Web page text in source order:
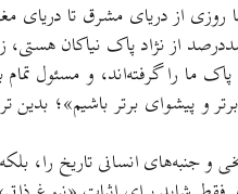
ما روزی از دریای مشرق تا
پاک نیاکان هستی، زیرا
ما را گرفته‌اند، و مسئول
و پیشوای برتر باشیم»؛
جنبه‌های انسانی تاریخ را،